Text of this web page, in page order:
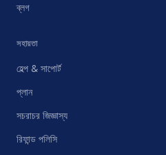
ব্লগ
সহায়তা
হেল্প & সাপোর্ট
প্লান
সচরাচর জিজ্ঞাস্য
রিফান্ড পলিসি